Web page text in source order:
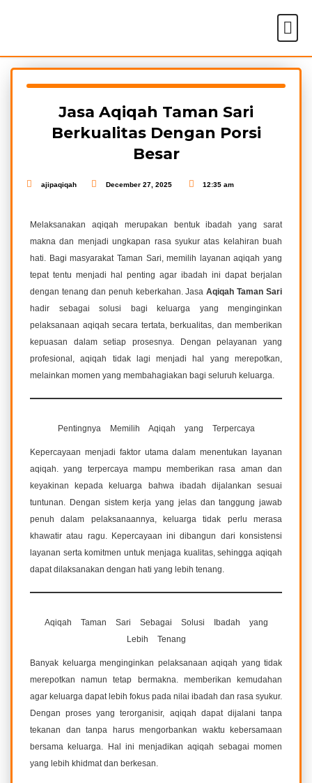
Jasa Aqiqah Taman Sari
Berkualitas Dengan Porsi
Besar
ajipaqiqah December 27, 2025 12:35 am
Melaksanakan aqiqah merupakan bentuk ibadah yang sarat
makna dan menjadi ungkapan rasa syukur atas kelahiran buah
hati. Bagi masyarakat Taman Sari, memilih layanan aqiqah yang
tepat tentu menjadi hal penting agar ibadah ini dapat berjalan
dengan tenang dan penuh keberkahan. JasaAqiqah Taman Sari
hadir sebagai solusi bagi keluarga yang menginginkan
pelaksanaan aqiqah secara tertata, berkualitas, dan memberikan
kepuasan dalam setiap prosesnya. Dengan pelayanan yang
profesional, aqiqah tidak lagi menjadi hal yang merepotkan,
melainkan momen yang membahagiakan bagi seluruh keluarga.
Pentingnya Memilih Aqiqah yang Terpercaya
Kepercayaan menjadi faktor utama dalam menentukan layanan
aqiqah. yang terpercaya mampu memberikan rasa aman dan
keyakinan kepada keluarga bahwa ibadah dijalankan sesuai
tuntunan. Dengan sistem kerja yang jelas dan tanggung jawab
penuh dalam pelaksanaannya, keluarga tidak perlu merasa
khawatir atau ragu. Kepercayaan ini dibangun dari konsistensi
layanan serta komitmen untuk menjaga kualitas, sehingga aqiqah
dapat dilaksanakan dengan hati yang lebih tenang.
Aqiqah Taman Sari Sebagai Solusi Ibadah yang
Lebih Tenang
Banyak keluarga menginginkan pelaksanaan aqiqah yang tidak
merepotkan namun tetap bermakna. memberikan kemudahan
agar keluarga dapat lebih fokus pada nilai ibadah dan rasa syukur.
Dengan proses yang terorganisir, aqiqah dapat dijalani tanpa
tekanan dan tanpa harus mengorbankan waktu kebersamaan
bersama keluarga. Hal ini menjadikan aqiqah sebagai momen
yang lebih khidmat dan berkesan.